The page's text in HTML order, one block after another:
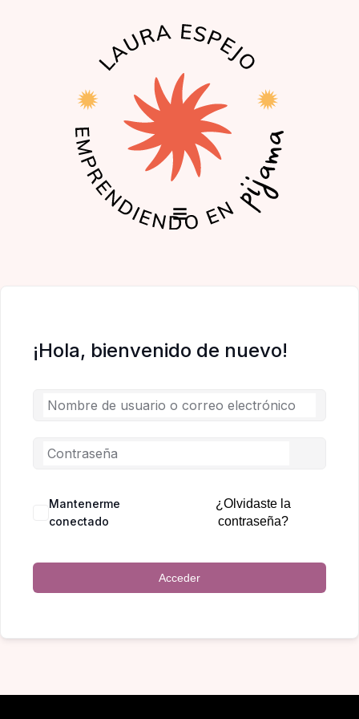
¡Hola, bienvenido de nuevo!
Mantenerme
conectado
¿Olvidaste la
contraseña?
Acceder